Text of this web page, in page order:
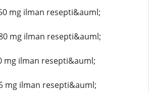
mg ilman resepti&auml;
mg ilman resepti&auml;
mg ilman resepti&auml;
mg ilman resepti&auml;